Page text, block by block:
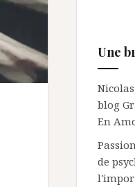
Une
blog
En
de